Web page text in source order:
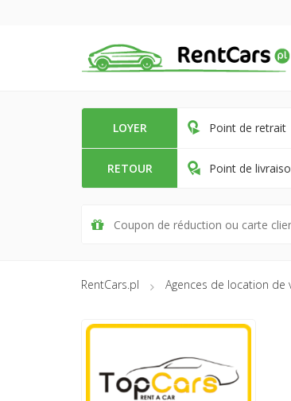
LOYER Point de retrait
RETOUR Point de
RentCars.pl Agences de location de